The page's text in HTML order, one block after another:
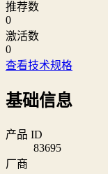
推荐数
0
激活数
0
查看技术规格
基础信息
产品 ID
83695
厂商